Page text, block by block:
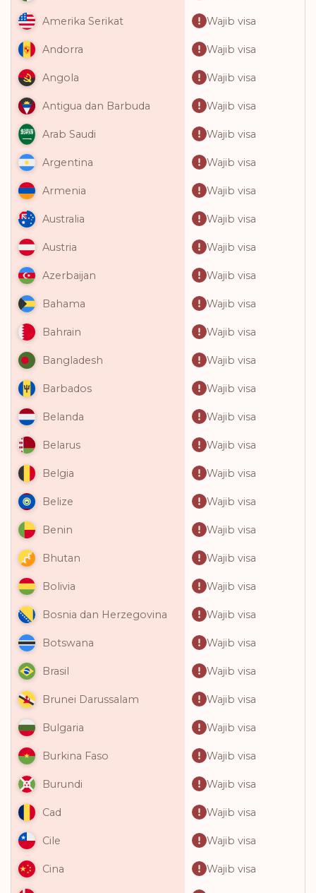
Amerika Serikat Wajib visa
Andorra Wajib visa
Angola Wajib visa
Antigua dan Barbuda Wajib visa
Arab Saudi Wajib visa
Argentina Wajib visa
Armenia Wajib visa
Australia Wajib visa
Austria Wajib visa
Azerbaijan Wajib visa
Bahama Wajib visa
Bahrain Wajib visa
Bangladesh Wajib visa
Barbados Wajib visa
Belanda Wajib visa
Belarus Wajib visa
Belgia Wajib visa
Belize Wajib visa
Benin Wajib visa
Bhutan Wajib visa
Bolivia Wajib visa
Bosnia dan Herzegovina Wajib visa
Botswana Wajib visa
Brasil Wajib visa
Brunei Darussalam Wajib visa
Bulgaria Wajib visa
Burkina Faso Wajib visa
Burundi Wajib visa
Cad Wajib visa
Cile Wajib visa
Cina Wajib visa